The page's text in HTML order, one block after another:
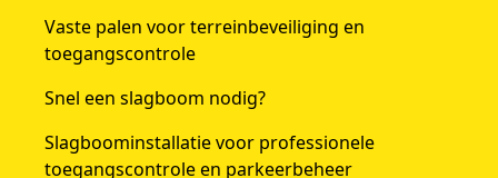
Vaste palen voor terreinbeveiliging en
toegangscontrole
Snel een slagboom nodig?
Slagboominstallatie voor professionele
toegangscontrole en parkeerbeheer